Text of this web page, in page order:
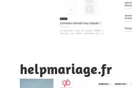
helpmariage.fr